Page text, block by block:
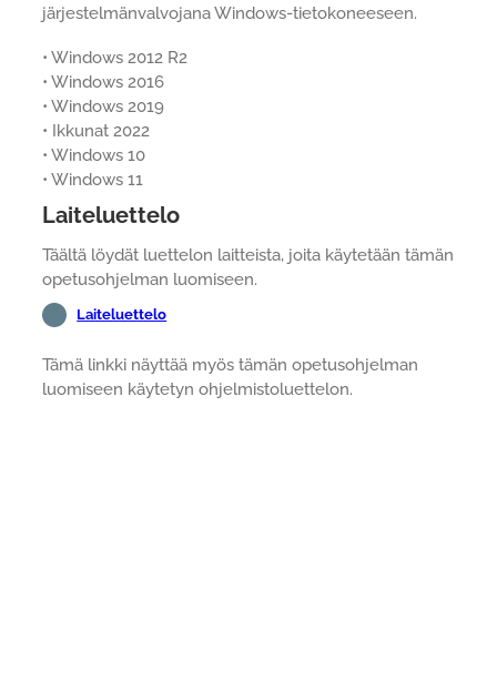
järjestelmänvalvojana Windows-tietokoneeseen.
• Windows 2012 R2
• Windows 2016
• Windows 2019
• Ikkunat 2022
• Windows 10
• Windows 11
Laiteluettelo
Täältä löydät luettelon laitteista, joita käytetään tämän
opetusohjelman luomiseen.
Laiteluettelo
Tämä linkki näyttää myös tämän opetusohjelman
luomiseen käytetyn ohjelmistoluettelon.